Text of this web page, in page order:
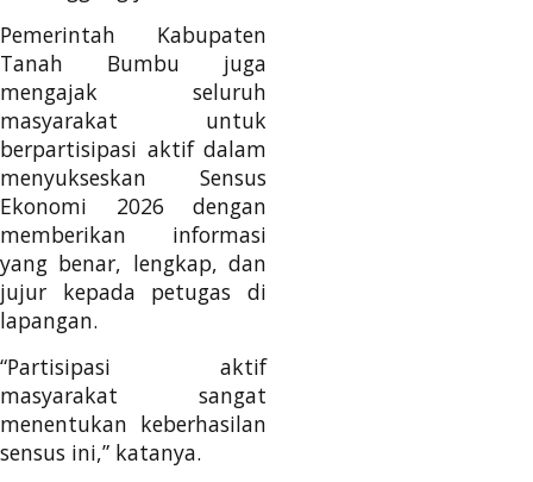
Pemerintah Kabupaten
Tanah Bumbu juga
mengajak seluruh
masyarakat untuk
berpartisipasi aktif dalam
menyukseskan Sensus
Ekonomi 2026 dengan
memberikan informasi
yang benar, lengkap, dan
jujur kepada petugas di
lapangan.
“Partisipasi aktif
masyarakat sangat
menentukan keberhasilan
sensus ini,” katanya.